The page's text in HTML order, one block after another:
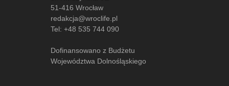
51-416 Wrocław
redakcja@wroclife.pl
Tel: +48 535 744 090
Dofinansowano z Budżetu
Województwa Dolnośląskiego